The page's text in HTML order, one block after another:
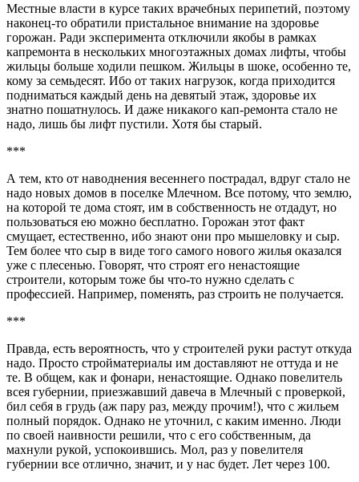
Местные власти в курсе таких врачебных перипетий, поэтому
наконец-то обратили пристальное внимание на здоровье
горожан. Ради эксперимента отключили якобы в рамках
капремонта в нескольких многоэтажных домах лифты, чтобы
жильцы больше ходили пешком. Жильцы в шоке, особенно те,
кому за семьдесят. Ибо от таких нагрузок, когда приходится
подниматься каждый день на девятый этаж, здоровье их
знатно пошатнулось. И даже никакого кап-ремонта стало не
надо, лишь бы лифт пустили. Хотя бы старый.
***
А тем, кто от наводнения весеннего пострадал, вдруг стало не
надо новых домов в поселке Млечном. Все потому, что землю,
на которой те дома стоят, им в собственность не отдадут, но
пользоваться ею можно бесплатно. Горожан этот факт
смущает, естественно, ибо знают они про мышеловку и сыр.
Тем более что сыр в виде того самого нового жилья оказался
уже с плесенью. Говорят, что строят его ненастоящие
строители, которым тоже бы что-то нужно сделать с
профессией. Например, поменять, раз строить не получается.
***
Правда, есть вероятность, что у строителей руки растут откуда
надо. Просто стройматериалы им доставляют не оттуда и не
те. В общем, как и фонари, ненастоящие. Однако повелитель
всея губернии, приезжавший давеча в Млечный с проверкой,
бил себя в грудь (аж пару раз, между прочим!), что с жильем
полный порядок. Однако не уточнил, с каким именно. Люди
по своей наивности решили, что с его собственным, да
махнули рукой, успокоившись. Мол, раз у повелителя
губернии все отлично, значит, и у нас будет. Лет через 100.